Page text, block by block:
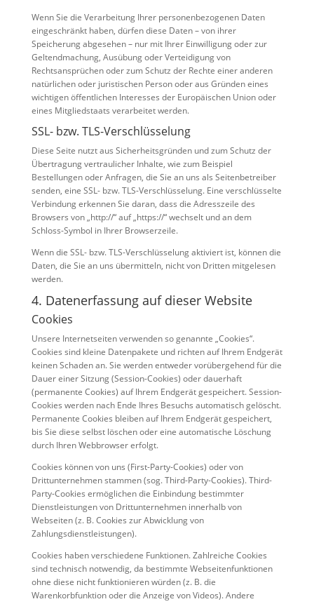
Wenn Sie die Verarbeitung Ihrer personenbezogenen Daten
eingeschränkt haben, dürfen diese Daten – von ihrer
Speicherung abgesehen – nur mit Ihrer Einwilligung oder zur
Geltendmachung, Ausübung oder Verteidigung von
Rechtsansprüchen oder zum Schutz der Rechte einer anderen
natürlichen oder juristischen Person oder aus Gründen eines
wichtigen öffentlichen Interesses der Europäischen Union oder
eines Mitgliedstaats verarbeitet werden.
SSL- bzw. TLS-Verschlüsselung
Diese Seite nutzt aus Sicherheitsgründen und zum Schutz der
Übertragung vertraulicher Inhalte, wie zum Beispiel
Bestellungen oder Anfragen, die Sie an uns als Seitenbetreiber
senden, eine SSL- bzw. TLS-Verschlüsselung. Eine verschlüsselte
Verbindung erkennen Sie daran, dass die Adresszeile des
Browsers von „http://“ auf „https://“ wechselt und an dem
Schloss-Symbol in Ihrer Browserzeile.
Wenn die SSL- bzw. TLS-Verschlüsselung aktiviert ist, können die
Daten, die Sie an uns übermitteln, nicht von Dritten mitgelesen
werden.
4. Datenerfassung auf dieser Website
Cookies
Unsere Internetseiten verwenden so genannte „Cookies“.
Cookies sind kleine Datenpakete und richten auf Ihrem Endgerät
keinen Schaden an. Sie werden entweder vorübergehend für die
Dauer einer Sitzung (Session-Cookies) oder dauerhaft
(permanente Cookies) auf Ihrem Endgerät gespeichert. Session-
Cookies werden nach Ende Ihres Besuchs automatisch gelöscht.
Permanente Cookies bleiben auf Ihrem Endgerät gespeichert,
bis Sie diese selbst löschen oder eine automatische Löschung
durch Ihren Webbrowser erfolgt.
Cookies können von uns (First-Party-Cookies) oder von
Drittunternehmen stammen (sog. Third-Party-Cookies). Third-
Party-Cookies ermöglichen die Einbindung bestimmter
Dienstleistungen von Drittunternehmen innerhalb von
Webseiten (z. B. Cookies zur Abwicklung von
Zahlungsdienstleistungen).
Cookies haben verschiedene Funktionen. Zahlreiche Cookies
sind technisch notwendig, da bestimmte Webseitenfunktionen
ohne diese nicht funktionieren würden (z. B. die
Warenkorbfunktion oder die Anzeige von Videos). Andere